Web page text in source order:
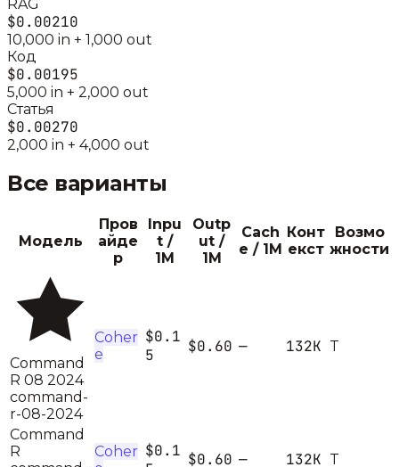
RAG
$0.00210
10,000 in + 1,000 out
Код
$0.00195
5,000 in + 2,000 out
Статья
$0.00270
2,000 in + 4,000 out
Все варианты
Модель
Пров
айде
р
Inpu
t /
1M
Outp
ut /
1M
Cach
e / 1M
Конт
екст
Возмо
жности
Command
R 08 2024
command-
r-08-2024
Coher
e
$0.1
5
$0.60 — 132K T
Command
R
Coher $0.1 $0.60 — 132K T